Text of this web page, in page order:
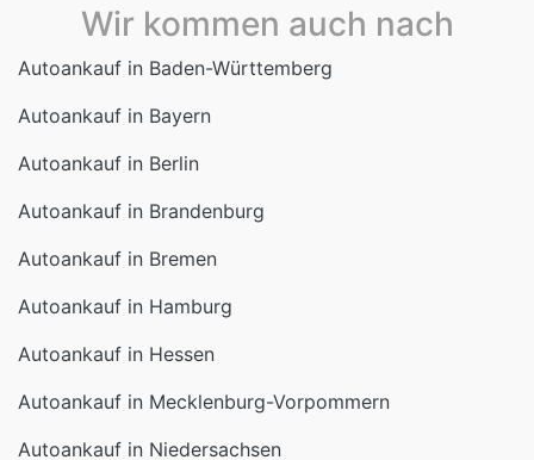
Autoankauf in Bayern
Autoankauf in Berlin
Autoankauf in Brandenburg
Autoankauf in Bremen
Autoankauf in Hamburg
Autoankauf in Hessen
Autoankauf in Mecklenburg-Vorpommern
Autoankauf in Niedersachsen
Autoankauf in Nordrhein-Westfalen
Autoankauf in Rheinland-Pfalz